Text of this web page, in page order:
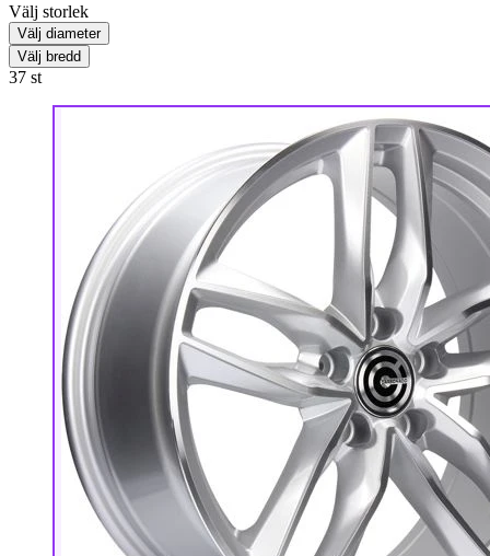
Välj storlek
Välj diameter
Välj bredd
37 st